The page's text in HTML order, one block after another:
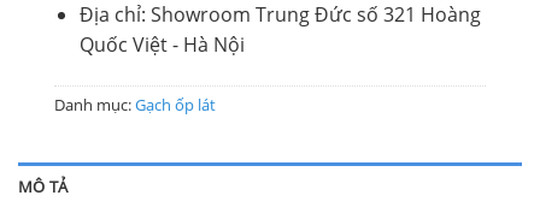
Địa chỉ: Showroom Trung Đức số 321 Hoàng
Quốc Việt - Hà Nội
Danh mục:Gạch ốp lát
MÔ TẢ